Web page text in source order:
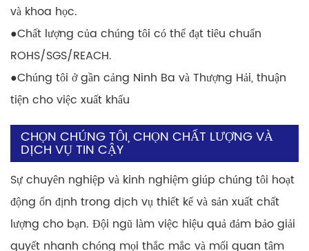
và khoa học.
●Chất lượng của chúng tôi có thể đạt tiêu chuẩn
ROHS/SGS/REACH.
●Chúng tôi ở gần cảng Ninh Ba và Thượng Hải, thuận
tiện cho việc xuất khẩu
CHỌN CHÚNG TÔI, CHỌN CHẤT LƯỢNG VÀ
DỊCH VỤ TIN CẬY
Sự chuyên nghiệp và kinh nghiệm giúp chúng tôi hoạt
động ổn định trong dịch vụ thiết kế và sản xuất chất
lượng cho bạn. Đội ngũ làm việc hiệu quả đảm bảo giải
quyết nhanh chóng mọi thắc mắc và mối quan tâm